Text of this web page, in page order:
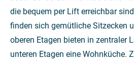
die bequem per Lift erreichbar
finden sich gemütliche Sitzecken
oberen Etagen bieten in zentraler
unteren Etagen eine Wohnküche.